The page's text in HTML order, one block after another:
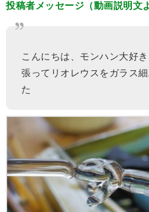
投稿者メッセージ（動画説明文
こんにちは、モンハン大好
張ってリオレウスをガラス
た